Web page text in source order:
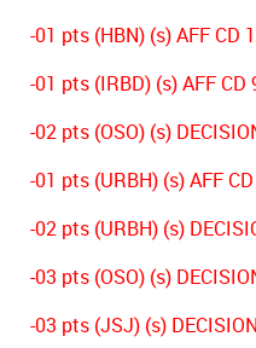
-01 pts (HBN) (s) AFF CD
-01 pts (IRBD) (s) AFF CD
-02 pts (OSO) (s)
-01 pts (URBH) (s) AFF
-02 pts (URBH) (s)
-03 pts (OSO) (s)
-03 pts (JSJ) (s)